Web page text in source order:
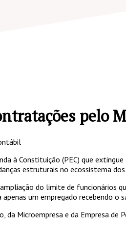
pelo
à Constituição (PEC) que
estruturais no ecossistema
do limite de funcionários
um empregado recebendo o
Microempresa e da Empresa de